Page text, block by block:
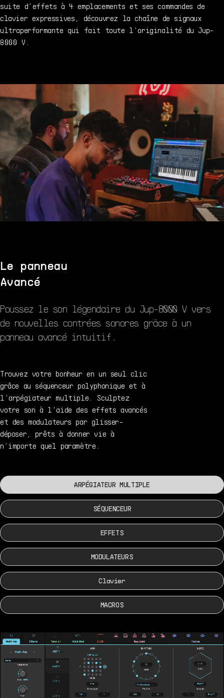
suite d’effets à 4 emplacements et ses commandes de
clavier expressives, découvrez la chaîne de signaux
ultraperformante qui fait toute l'originalité du Jup-
8000 V.
Le panneau
Avancé
Poussez le son légendaire du Jup-8000 V vers
de nouvelles contrées sonores grâce à un
panneau avancé intuitif.
Trouvez votre bonheur en un seul clic
grâce au séquenceur polyphonique et à
l’arpégiateur multiple. Sculptez
votre son à l'aide des effets avancés
et des modulateurs par glisser-
déposer, prêts à donner vie à
n’importe quel paramètre.
ARPÉGIATEUR MULTIPLE
SÉQUENCEUR
EFFETS
MODULATEURS
Clavier
MACROS